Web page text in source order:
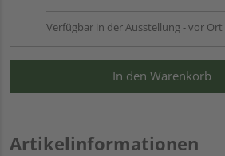
Verfügbar in der Ausstellung - vor Ort
In den Warenkorb
Artikelinformationen